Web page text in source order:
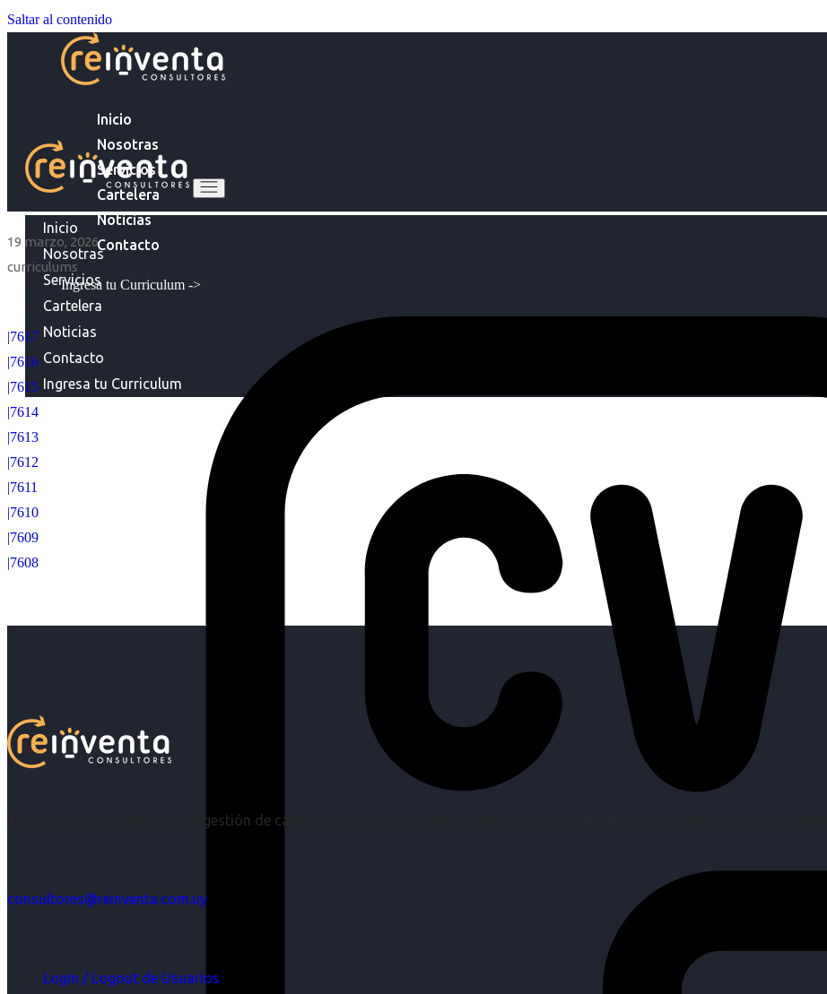
Saltar al contenido
Inicio
Nosotras
Servicios
Cartelera
Noticias
Contacto
Ingresa tu Curriculum ->
Inicio
Nosotras
Servicios
Cartelera
Noticias
Contacto
Ingresa tu Curriculum
19 marzo, 2026
curriculums
|7617
|7616
|7615
|7614
|7613
|7612
|7611
|7610
|7609
|7608
Acompañar a empresas en su gestión de capital humano y acompañar a personas en la búsqueda y encuentro de sus
consultores@reinventa.com.uy
Login / Logout de Usuarios